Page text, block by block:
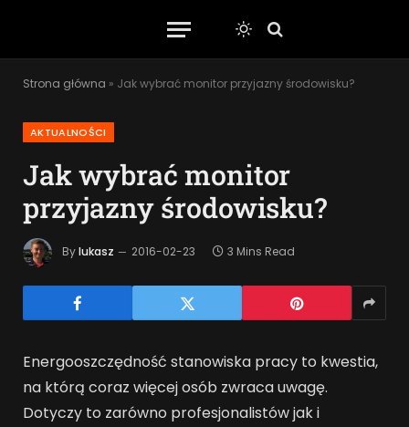
Strona główna » Jak wybrać monitor przyjazny środowisku?
AKTUALNOŚCI
Jak wybrać monitor
przyjazny środowisku?
Bylukasz 2016-02-23 3 Mins Read
Energooszczędność stanowiska pracy to kwestia,
na którą coraz więcej osób zwraca uwagę.
Dotyczy to zarówno profesjonalistów jak i